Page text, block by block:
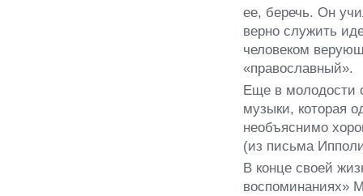
ее, беречь. Он
верно служить
человеком
«православный».
Еще в молодости
музыки, которая
необъяснимо
(из письма
В конце своей
воспоминаниях»